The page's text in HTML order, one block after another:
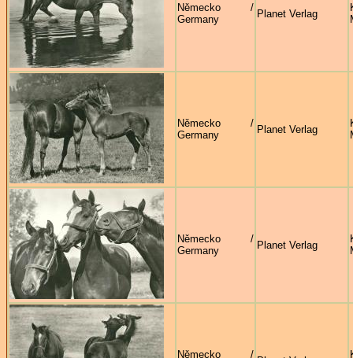
Německo /
Germany
Planet Verlag
Německo /
Germany
Planet Verlag
Německo /
Germany
Planet Verlag
Německo /